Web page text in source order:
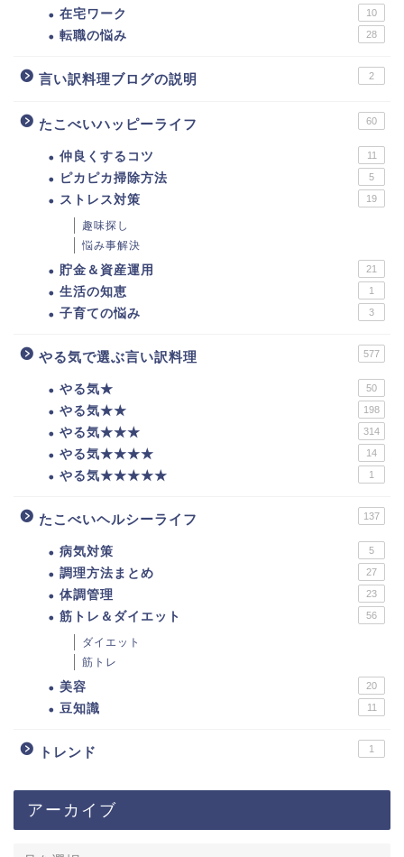
在宅ワーク 10
転職の悩み 28
言い訳料理ブログの説明 2
たこべいハッピーライフ 60
仲良くするコツ 11
ピカピカ掃除方法 5
ストレス対策 19
趣味探し
悩み事解決
貯金＆資産運用 21
生活の知恵 1
子育ての悩み 3
やる気で選ぶ言い訳料理 577
やる気★ 50
やる気★★ 198
やる気★★★ 314
やる気★★★★ 14
やる気★★★★★ 1
たこべいヘルシーライフ 137
病気対策 5
調理方法まとめ 27
体調管理 23
筋トレ＆ダイエット 56
ダイエット
筋トレ
美容 20
豆知識 11
トレンド 1
アーカイブ